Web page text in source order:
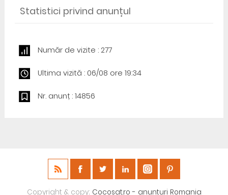
Statistici privind anunțul
Număr de vizite : 277
Ultima vizită : 06/08 ore 19:34
Nr. anunț : 14856
Copyright & copy; Cocosat.ro - anunturi Romania